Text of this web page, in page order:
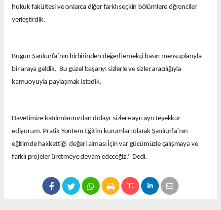
hukuk fakültesi ve onlarca diğer farklı seçkin bölümlere öğrenciler
yerleştirdik.
Bugün Şanlıurfa’nın birbirinden değerli emekçi basın mensuplarıyla
bir araya geldik. Bu güzel başarıyı sizlerle ve sizler aracılığıyla
kamuoyuyla paylaşmak istedik.
Davetimize katılımlarınızdan dolayı sizlere ayrı ayrı teşekkür
ediyorum. Pratik Yöntem Eğitim kurumları olarak Şanlıurfa’nın
eğitimde hakkettiği değeri alması İçin var gücümüzle çalışmaya ve
farklı projeler üretmeye devam edeceğiz." Dedi.